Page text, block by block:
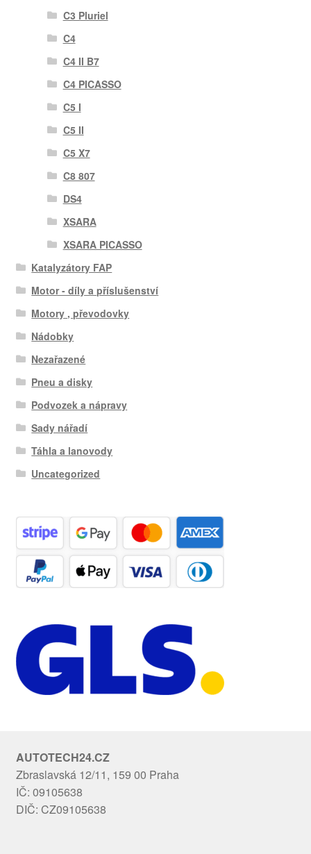
C3 Pluriel
C4
C4 II B7
C4 PICASSO
C5 I
C5 II
C5 X7
C8 807
DS4
XSARA
XSARA PICASSO
Katalyzátory FAP
Motor - díly a příslušenství
Motory , převodovky
Nádobky
Nezařazené
Pneu a disky
Podvozek a nápravy
Sady nářadí
Táhla a lanovody
Uncategorized
AUTOTECH24.CZ
Zbraslavská 12/11, 159 00 Praha
IČ: 09105638
DIČ: CZ09105638